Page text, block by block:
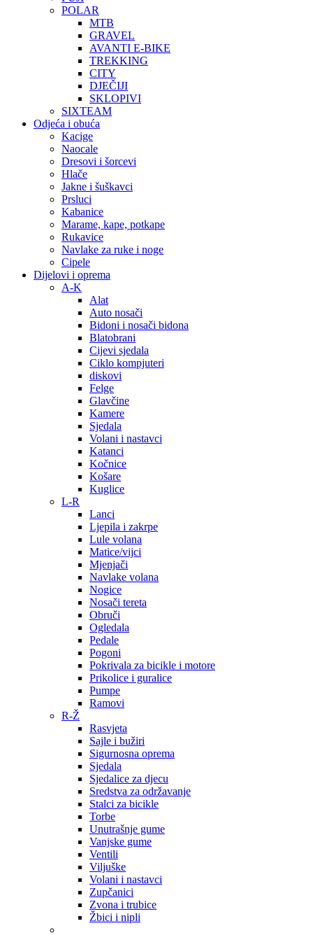
POLAR
MTB
GRAVEL
AVANTI E-BIKE
TREKKING
CITY
DJEČIJI
SKLOPIVI
SIXTEAM
Odjeća i obuća
Kacige
Naocale
Dresovi i šorcevi
Hlače
Jakne i šuškavci
Prsluci
Kabanice
Marame, kape, potkape
Rukavice
Navlake za ruke i noge
Cipele
Dijelovi i oprema
A-K
Alat
Auto nosači
Bidoni i nosači bidona
Blatobrani
Cijevi sjedala
Ciklo kompjuteri
diskovi
Felge
Glavčine
Kamere
Sjedala
Volani i nastavci
Katanci
Kočnice
Košare
Kuglice
L-R
Lanci
Ljepila i zakrpe
Lule volana
Matice/vijci
Mjenjači
Navlake volana
Nogice
Nosači tereta
Obruči
Ogledala
Pedale
Pogoni
Pokrivala za bicikle i motore
Prikolice i guralice
Pumpe
Ramovi
R-Ž
Rasvjeta
Sajle i bužiri
Sigurnosna oprema
Sjedala
Sjedalice za djecu
Sredstva za održavanje
Stalci za bicikle
Torbe
Unutrašnje gume
Vanjske gume
Ventili
Viljuške
Volani i nastavci
Zupčanici
Zvona i trubice
Žbici i nipli